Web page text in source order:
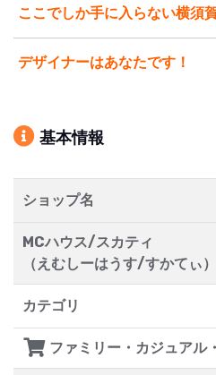
ここでしか手に入らない横須
デザイナーはあなたです！
基本情報
ショップ名
MCハウス/スカティ
（えむしーはうす/すかてぃ）
カテゴリ
ファミリー・カジュアル